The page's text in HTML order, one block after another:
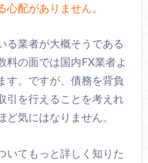
心配がありません。
る業者が大概そうである
料の面では国内FX業者よ
す。ですが、債務を背負
引を行えることを考えれ
気にはなりません。
いてもっと詳しく知りた